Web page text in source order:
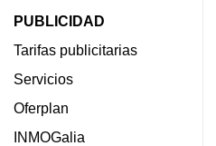
PUBLICIDAD
Tarifas publicitarias
Servicios
Oferplan
INMOGalia